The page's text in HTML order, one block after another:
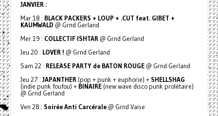
JANVIER :
Mar 18 : BLACK PACKERS + LOUP + .CUT feat. GIBET +
KAUMWALD @ Grnd Gerland
Mer 19 : COLLECTIF ISHTAR @ Grnd Gerland
Jeu 20 : LOVER ! @ Grnd Gerland
Sam 22 : RELEASE PARTY de BATON ROUGE @ Grnd Gerland
Jeu 27 : JAPANTHER(pop + punk + euphorie) + SHELLSHAG
(indie punk foufou) + BINAIRE(new wave disco punk prolétaire)
@ Grnd Gerland
Ven 28 : Soirée Anti Carcérale@ Grnd Vaise